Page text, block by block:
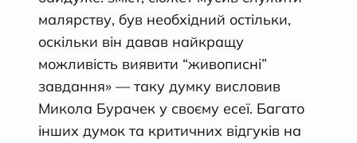
малярству, був необхідний остільки,
оскільки він давав найкращу
можливість виявити “живописні”
завдання» — таку думку висловив
Микола Бурачек у своєму есеї. Багато
інших думок та критичних відгуків на